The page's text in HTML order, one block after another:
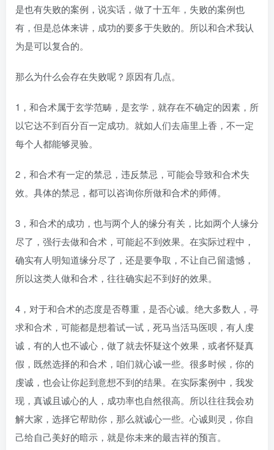
是也有失败的案例，说实话，做了十五年，失败的案例也
有，但是总体来讲，成功的要多于失败的。所以和合术我认
为是可以复合的。
那么为什么会存在失败呢？原因有几点。
1，和合术属于玄学范畴，是玄学，就存在不确定的因素，所
以它达不到百分百一定成功。就如人们去庙里上香，不一定
每个人都能够灵验。
2，和合术有一定的禁忌，违反禁忌，可能会导致和合术失
效。具体的禁忌，都可以咨询你所做和合术的师傅。
3，和合术的成功，也与两个人的缘分有关，比如两个人缘分
尽了，强行去做和合术，可能起不到效果。在实际过程中，
确实有人明知道缘分尽了，还是要争取，不让自己留遗憾，
所以这类人做和合术，往往确实起不到好的效果。
4，对于和合术的态度是否尊重，是否心诚。绝大多数人，寻
求和合术，可能都是想着试一试，死马当活马医呗，有人虔
诚，有的人也不诚心，做了就去怀疑这个效果，或者怀疑真
假，既然选择的和合术，咱们就心诚一些。很多时候，你的
虔诚，也会让你起到意想不到的结果。在实际案例中，我发
现，真诚且诚心的人，成功率也自然很高。所以往往我会劝
解大家，选择它帮助你，那么就诚心一些。心诚则灵，你自
己给自己美好的暗示，就是你未来的最吉祥的预言。